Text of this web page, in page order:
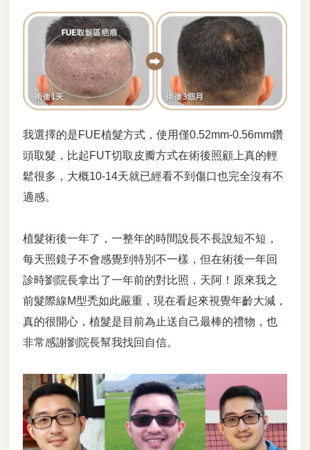
我選擇的是FUE植髮方式，使用僅0.52mm-0.56mm鑽
頭取髮，比起FUT切取皮瓣方式在術後照顧上真的輕
鬆很多，大概10-14天就已經看不到傷口也完全沒有不
適感。
植髮術後一年了，一整年的時間說長不長說短不短，
每天照鏡子不會感覺到特別不一樣，但在術後一年回
診時劉院長拿出了一年前的對比照，天阿！原來我之
前髮際線M型禿如此嚴重，現在看起來視覺年齡大減，
真的很開心，植髮是目前為止送自己最棒的禮物，也
非常感謝劉院長幫我找回自信。